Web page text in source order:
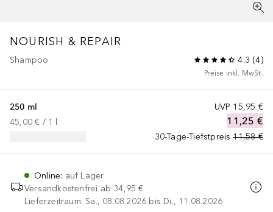
NOURISH & REPAIR
Shampoo 4.3 (4)
Preise inkl. MwSt.
UVP 15,95 €
11,25 €
30-Tage-Tiefstpreis 11,58 €
250 ml
45,00 € / 1
Online: auf Lager
Versandkostenfrei ab 34,95 €
Lieferzeitraum: Sa., 08.08.2026 bis Di., 11.08.2026